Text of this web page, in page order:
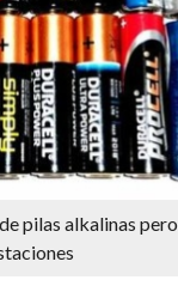
pilas alkalinas